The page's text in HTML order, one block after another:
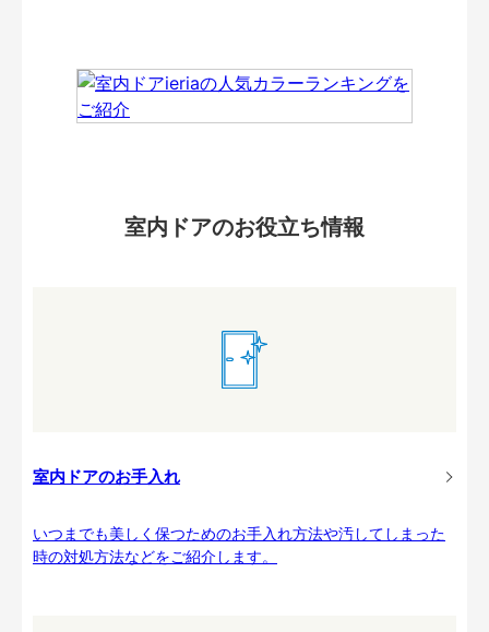
室内ドアのお役立ち情報
室内ドアのお手入れ
いつまでも美しく保つためのお手入れ方法や汚してしまった
時の対処方法などをご紹介します。